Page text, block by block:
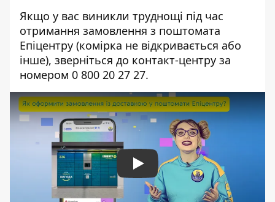
Якщо у вас виникли труднощі під час
отримання замовлення з поштомата
Епіцентру (комірка не відкривається або
інше), зверніться до контакт-центру за
номером 0 800 20 27 27.
Play